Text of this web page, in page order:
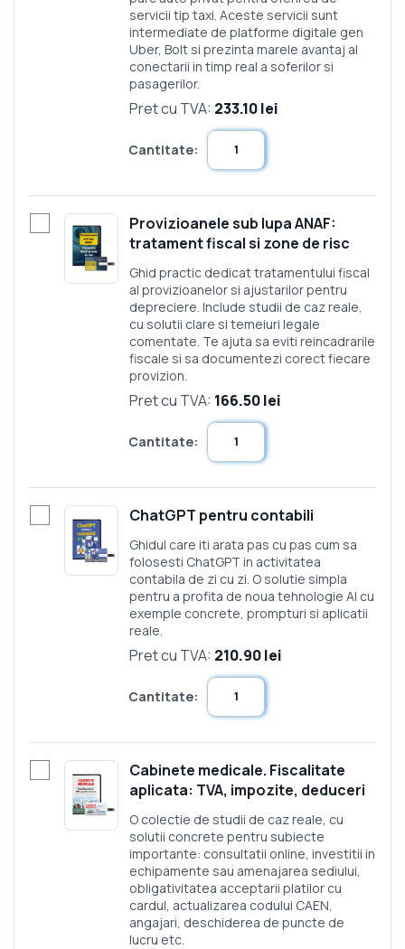
servicii tip taxi. Aceste servicii sunt
intermediate de platforme digitale gen
Uber, Bolt si prezinta marele avantaj al
conectarii in timp real a soferilor si
pasagerilor.
Pret cu TVA: 233.10 lei
Cantitate:
Provizioanele sub lupa ANAF:
tratament fiscal si zone de risc
Ghid practic dedicat tratamentului fiscal
al provizioanelor si ajustarilor pentru
depreciere. Include studii de caz reale,
cu solutii clare si temeiuri legale
comentate. Te ajuta sa eviti reincadrarile
fiscale si sa documentezi corect fiecare
provizion.
Pret cu TVA: 166.50 lei
Cantitate:
ChatGPT pentru contabili
Ghidul care iti arata pas cu pas cum sa
folosesti ChatGPT in activitatea
contabila de zi cu zi. O solutie simpla
pentru a profita de noua tehnologie AI cu
exemple concrete, prompturi si aplicatii
reale.
Pret cu TVA: 210.90 lei
Cantitate:
Cabinete medicale. Fiscalitate
aplicata: TVA, impozite, deduceri
O colectie de studii de caz reale, cu
solutii concrete pentru subiecte
importante: consultatii online, investitii in
echipamente sau amenajarea sediului,
obligativitatea acceptarii platilor cu
cardul, actualizarea codului CAEN,
angajari, deschiderea de puncte de
lucru etc.